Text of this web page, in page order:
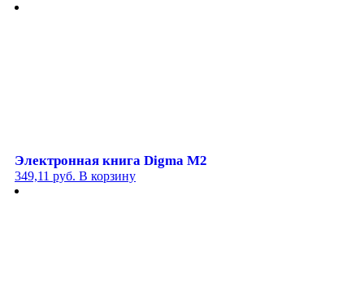
Электронная книга Digma M2
349,11 руб. В корзину